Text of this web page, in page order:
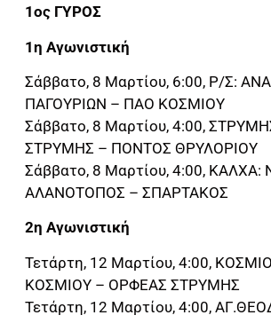
1ος ΓΥΡΟΣ
1η Αγωνιστική
Σάββατο, 8 Μαρτίου, 6:00, Ρ/Σ:
ΠΑΓΟΥΡΙΩΝ – ΠΑΟ ΚΟΣΜΙΟΥ
Σάββατο, 8 Μαρτίου, 4:00,
ΣΤΡΥΜΗΣ – ΠΟΝΤΟΣ ΘΡΥΛΟΡΙΟΥ
Σάββατο, 8 Μαρτίου, 4:00, ΚΑΛΧΑ:
ΑΛΑΝΟΤΟΠΟΣ – ΣΠΑΡΤΑΚΟΣ
2η Αγωνιστική
Τετάρτη, 12 Μαρτίου, 4:00,
ΚΟΣΜΙΟΥ – ΟΡΦΕΑΣ ΣΤΡΥΜΗΣ
Τετάρτη, 12 Μαρτίου, 4:00,